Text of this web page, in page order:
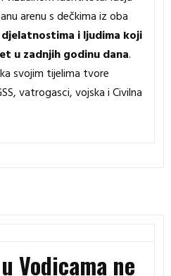
arenu s dečkima iz oba
i ljudima koji
u zadnjih godinu dana.
svojim tijelima tvore
vatrogasci, vojska i Civilna
Vodicama ne